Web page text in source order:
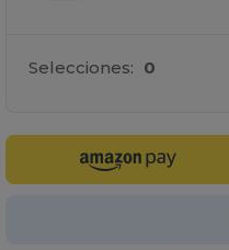
Selecciones: 0